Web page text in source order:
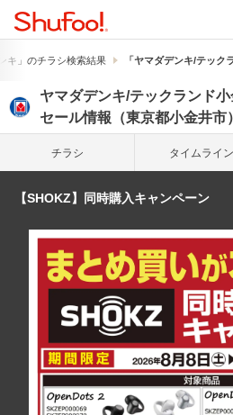
キ」のチラシ検索結果 「ヤマダデンキ/テック
ヤマダデンキ/テックランド小
セール情報（東京都小金井市）
チラシ タイム ライン
【SHOKZ】同時購入キャンペーン